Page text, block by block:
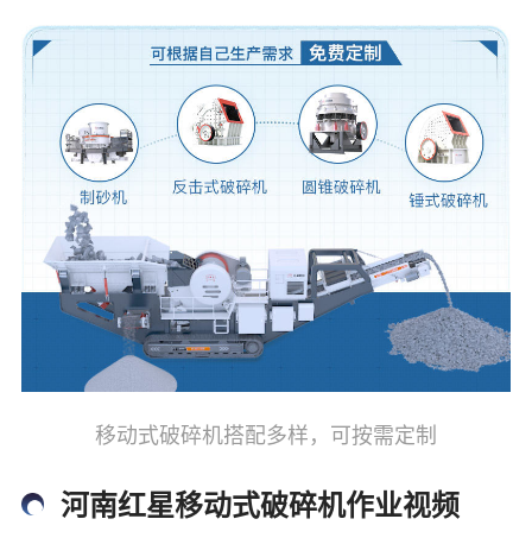
移动式破碎机搭配多样，可按需定制
河南红星移动式破碎机作业视频